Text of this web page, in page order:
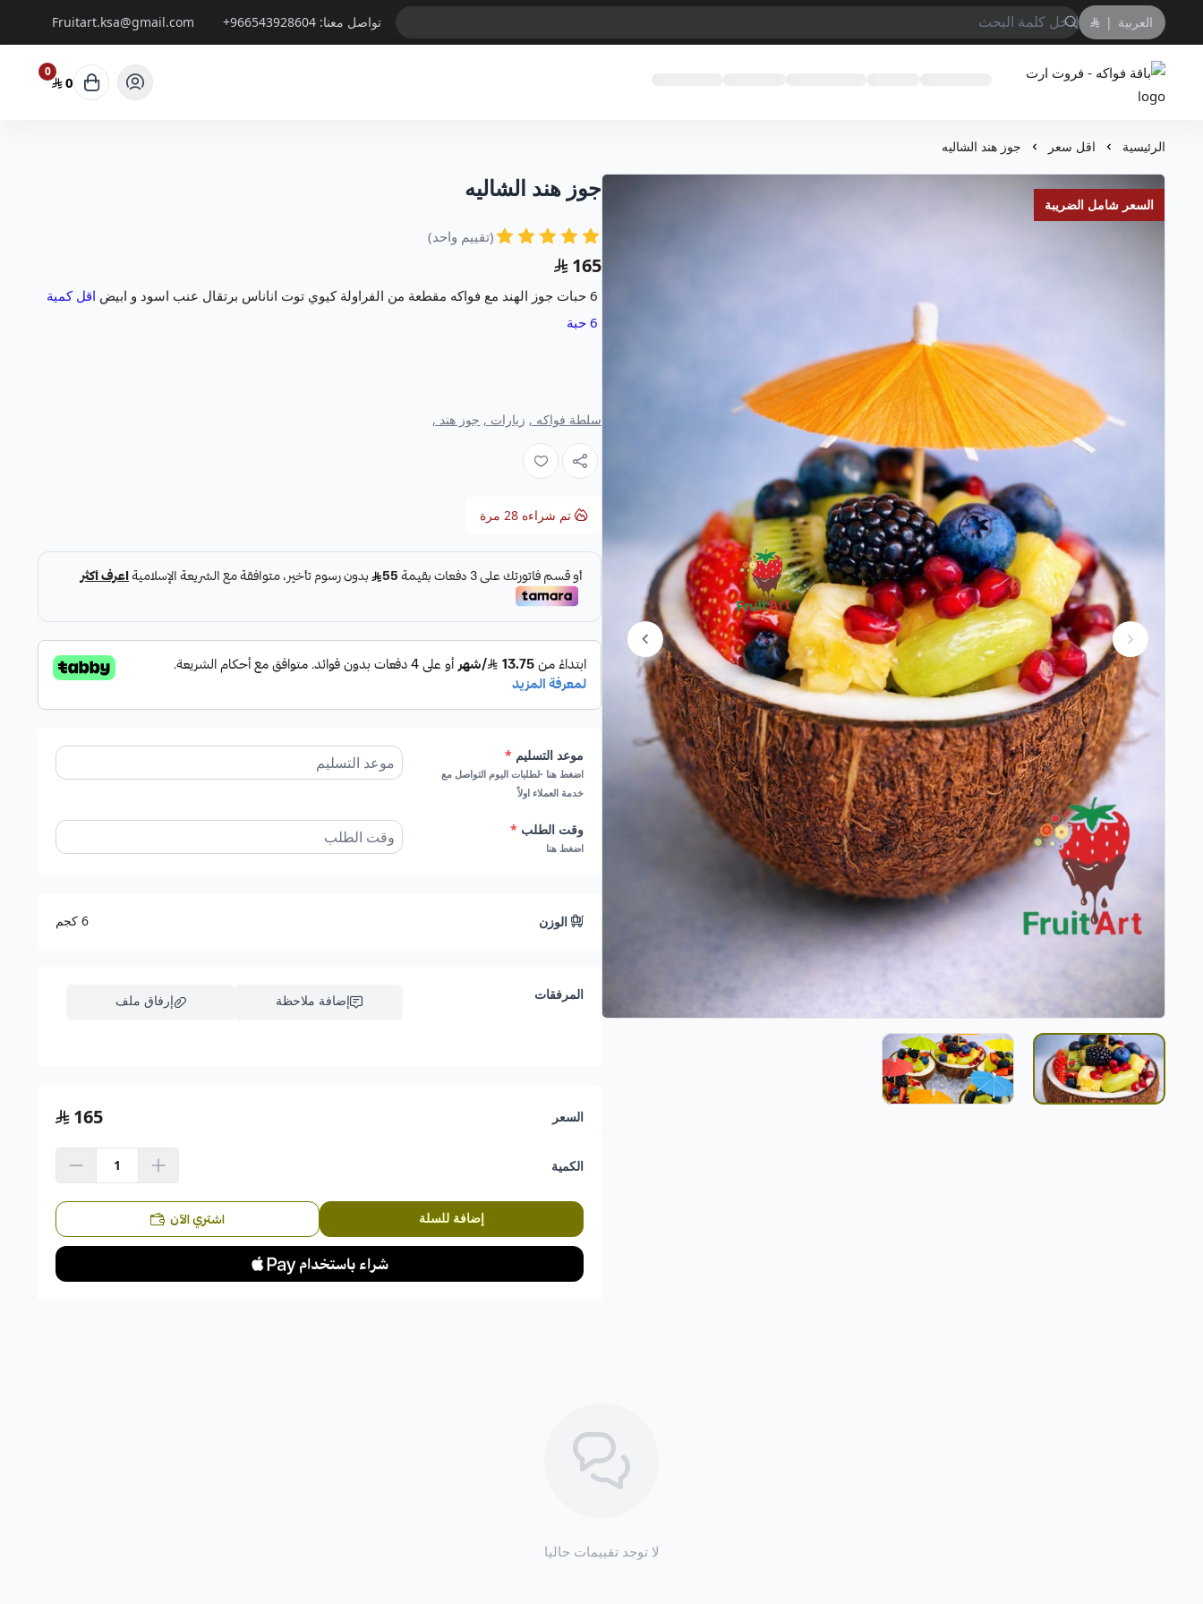
العربية | تواصل معنا: +966543928604
Fruitart.ksa@gmail.com
باقة فواكه - فروت ارت
0
0
الرئيسية اقل سعر جوز هند الشاليه
السعر شامل الضريبة
جوز هند الشاليه
(تقييم واحد)
165
6 حبات جوز الهند مع فواكه مقطعة من الفراولة كيوي توت اناناس برتقال عنب اسود و ابيض
اقل كمية
6 حبة
سلطة فواكه , زيارات , جوز هند ,
تم شراءه 28 مرة
موعد التسليم *
اضغط هنا -لطلبات اليوم التواصل مع
خدمة العملاء اولاً
وقت الطلب *
اضغط هنا
الوزن 6 كجم
المرفقات إضافة ملاحظة إرفاق ملف
السعر 165
الكمية
إضافة للسلة اشتري الآن
لا توجد تقييمات حاليا